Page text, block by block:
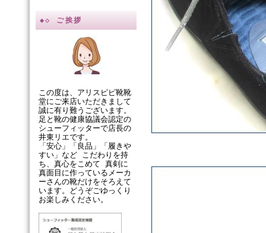
◆◇ ご挨拶
この度は、アリスピピ靴靴
堂にご来店いただきまして
誠に有り難うございます。
足と靴の健康協議会認定の
シューフィッターで店長の
井東リエです。
「安心」「良品」「履きや
すい」など こだわりを持
ち、真心をこめて 真剣に
真面目に作っているメーカ
ーさんの靴だけをそろえて
います。どうぞごゆっくり
お楽しみください。